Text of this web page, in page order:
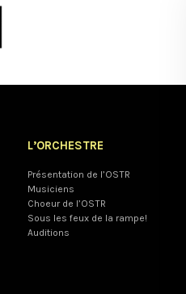
L’ORCHESTRE
Présentation de l’OSTR
Musiciens
Choeur de l’OSTR
Sous les feux de la rampe!
Auditions